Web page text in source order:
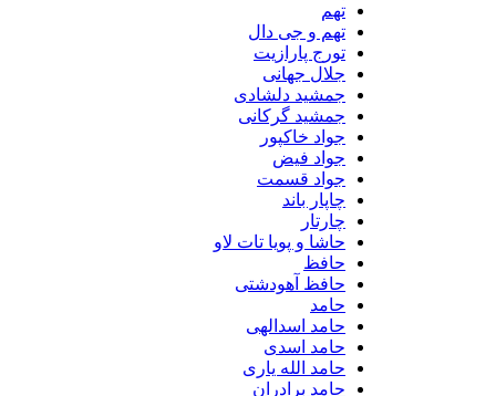
تهم و جی دال
تورج پارازیت
جلال جهانی
جمشید دلشادی
جمشید گرکانی
جواد خاکپور
جواد فیض
جواد قسمت
چاپار باند
چارتار
حاشا و پویا تات لاو
حافظ
حافظ آهودشتی
حامد
حامد اسدالهی
حامد اسدی
حامد الله یاری
حامد برادران